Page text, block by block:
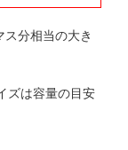
分相当の大き
ズは容量の目安